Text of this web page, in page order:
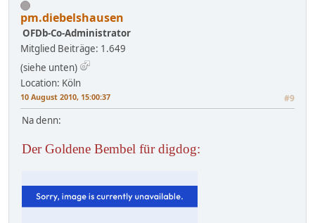
pm.diebelshausen
OFDb-Co-Administrator
Mitglied Beiträge: 1.649
(siehe unten)
Location: Köln
10 August 2010, 15:00:37 #9
Na denn:
Der Goldene Bembel für digdog: